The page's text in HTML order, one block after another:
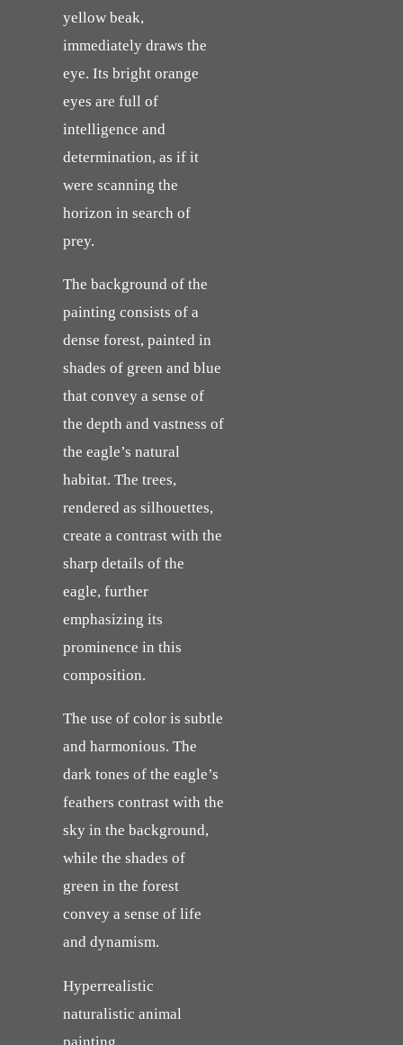
yellow beak,
immediately draws the
eye. Its bright orange
eyes are full of
intelligence and
determination, as if it
were scanning the
horizon in search of
prey.
The background of the
painting consists of a
dense forest, painted in
shades of green and blue
that convey a sense of
the depth and vastness of
the eagle’s natural
habitat. The trees,
rendered as silhouettes,
create a contrast with the
sharp details of the
eagle, further
emphasizing its
prominence in this
composition.
The use of color is subtle
and harmonious. The
dark tones of the eagle’s
feathers contrast with the
sky in the background,
while the shades of
green in the forest
convey a sense of life
and dynamism.
Hyperrealistic
naturalistic animal
painting